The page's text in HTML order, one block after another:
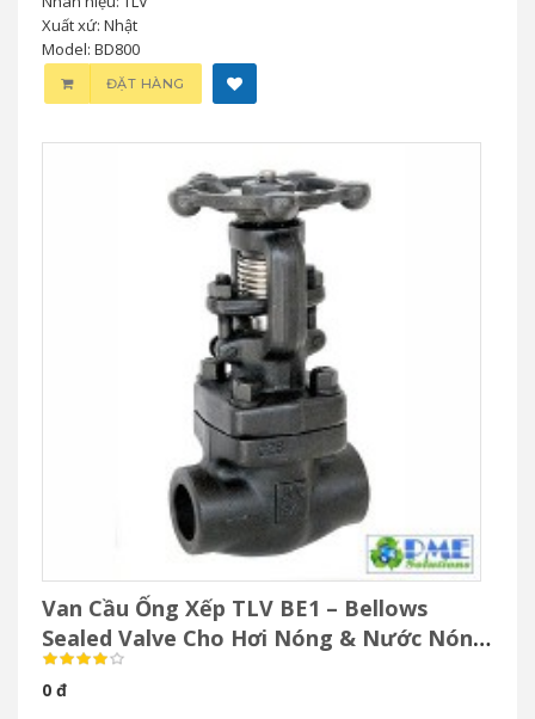
Xuất xứ: Nhật
Model: BD800
ĐẶT HÀNG
Van Cầu Ống Xếp TLV BE1 – Bellows
Sealed Valve Cho Hơi Nóng & Nước Nóng
Áp Suất Cao
0 đ